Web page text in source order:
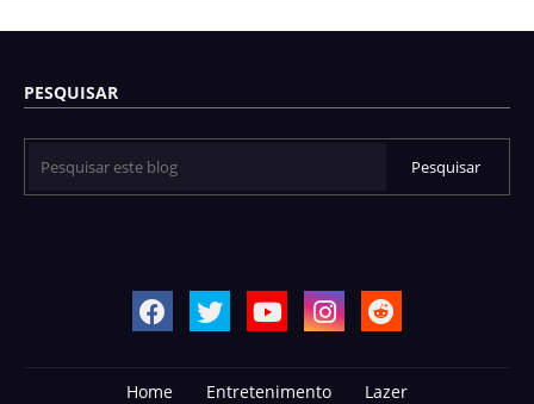
PESQUISAR
Home Entretenimento Lazer